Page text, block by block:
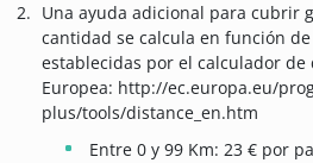
Una ayuda adicional para cubrir
cantidad se calcula en función
establecidas por el calculador de
Europea: http://ec.europa.eu/
plus/tools/distance_en.htm
Entre 0 y 99 Km: 23 € por